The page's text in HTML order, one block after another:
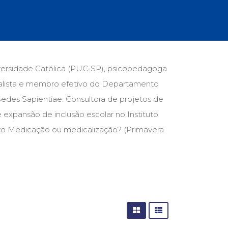
(278)
de referência (47)
Psicoterapia (798)
(8)
africanos (30)
Católica (PUC‑SP), psicopedagoga
e membro efetivo do Departamento
Sapientiae. Consultora de projetos de
expansão de inclusão escolar no Instituto
Medicação ou medicalização? (Primavera